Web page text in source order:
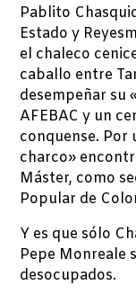
Pablito
Estado y
el chaleco
caballo entre
desempeñar su
AFEBAC y un
conquense. Por
charco»
Máster, como
Popular de
Y es que sólo
Pepe Monreale
desocupados.